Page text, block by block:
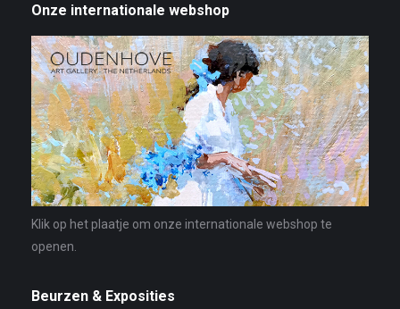
Onze internationale webshop
Klik op het plaatje om onze internationale webshop te
openen.
Beurzen & Exposities